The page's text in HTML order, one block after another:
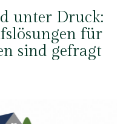
unter Druck:
für
sind gefragt